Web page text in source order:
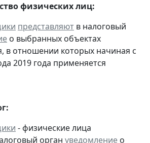
физических лиц:
представляют в налоговый
о выбранных объектах
в отношении которых начиная с
2019 года применяется
- физические лица
орган уведомление о